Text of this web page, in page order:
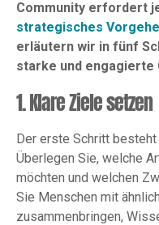
Community erfordert
strategisches
erläutern wir in fünf
starke und engagierte
1. Klare Ziele setzen
Der erste Schritt
Überlegen Sie, welche
möchten und welchen
Sie Menschen mit
zusammenbringen,